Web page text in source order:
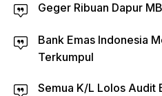
Geger Ribuan Dapur
Bank Emas Indonesia
Terkumpul
Semua K/L Lolos Audit